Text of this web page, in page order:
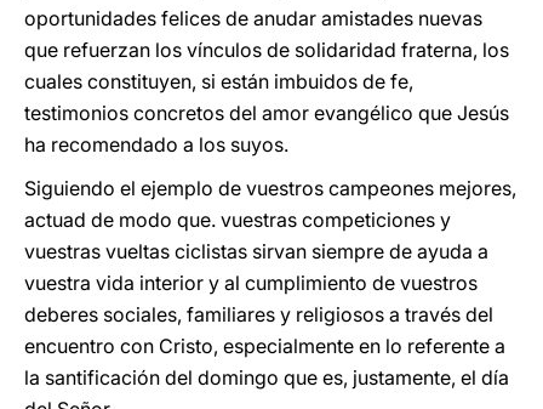
oportunidades felices de anudar amistades nuevas
que refuerzan los vínculos de solidaridad fraterna, los
cuales constituyen, si están imbuidos de fe,
testimonios concretos del amor evangélico que Jesús
ha recomendado a los suyos.
Siguiendo el ejemplo de vuestros campeones mejores,
actuad de modo que. vuestras competiciones y
vuestras vueltas ciclistas sirvan siempre de ayuda a
vuestra vida interior y al cumplimiento de vuestros
deberes sociales, familiares y religiosos a través del
encuentro con Cristo, especialmente en lo referente a
la santificación del domingo que es, justamente, el día